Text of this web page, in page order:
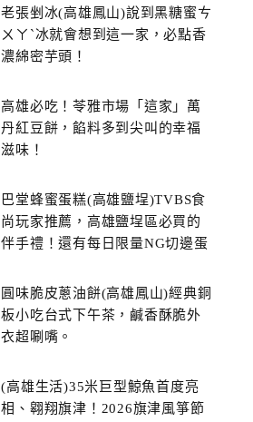
老張剉冰(高雄鳳山)說到黑糖蜜ㄘ
ㄨㄚˋ冰就會想到這一家，必點香
濃綿密芋頭！
高雄必吃！苓雅市場「這家」萬
丹紅豆餅，餡料多到尖叫的幸福
滋味！
巴堂蜂蜜蛋糕(高雄鹽埕)TVBS食
尚玩家推薦，高雄鹽埕區必買的
伴手禮！還有每日限量NG切邊蛋
圓味脆皮蔥油餅(高雄鳳山)經典銅
板小吃台式下午茶，鹹香酥脆外
衣超唰嘴。
(高雄生活)35米巨型鯨魚首度亮
相、翱翔旗津！2026旗津風箏節